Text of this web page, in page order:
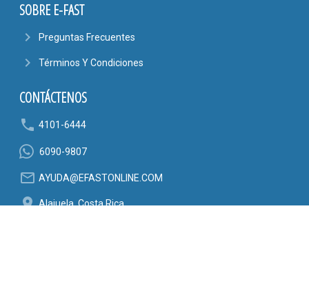
SOBRE E-FAST
navigate_next Preguntas Frecuentes
navigate_next Términos Y Condiciones
CONTÁCTENOS
phone 4101-6444
6090-9807
mail_outline AYUDA@EFASTONLINE.COM
location_on Alajuela, Costa Rica